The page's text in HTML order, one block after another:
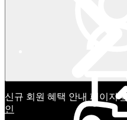
신규 회원 혜택 안내 페이지
인